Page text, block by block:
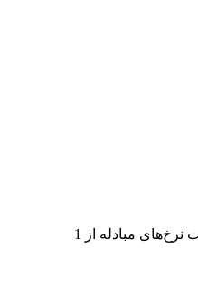
در جدول بالا، نمودار داده‌های تبدیل جامع AUD به KLED را مشاهده می‌کنید که رابطه ارزش AUD و KLED را در مقادیر مختلف تبدیل رایج نشان می‌دهد. این فهرست نرخ‌های مبادله از 1